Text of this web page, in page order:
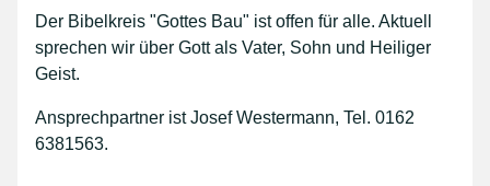
Der Bibelkreis "Gottes Bau" ist offen für alle. Aktuell
sprechen wir über Gott als Vater, Sohn und Heiliger
Geist.
Ansprechpartner ist Josef Westermann, Tel. 0162
6381563.